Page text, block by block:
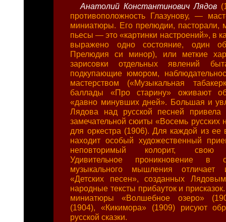
Анатолий Константинович Лядов
противоположность Глазунову, —
миниатюры. Его прелюдии, пасторали,
пьесы — это «картинки настроений», в
выражено одно состояние, один
Прелюдия си минор), или меткие
зарисовки отдельных явлений
подкупающие юмором,
мастерством («Музыкальная
баллады «Про старину» оживают
«давно минувших дней». Большая и
Лядова над русской песней привела
замечательной сюиты «Восемь русских
для оркестра (1906). Для каждой из ее
находит особый художественный
неповторимый колорит, свою
Удивительное проникновение в
музыкального мышления
«Детских песен», созданных
народные тексты прибауток и
миниатюры «Волшебное озеро»
(1904), «Кикимора» (1909) рисуют
русской сказки.